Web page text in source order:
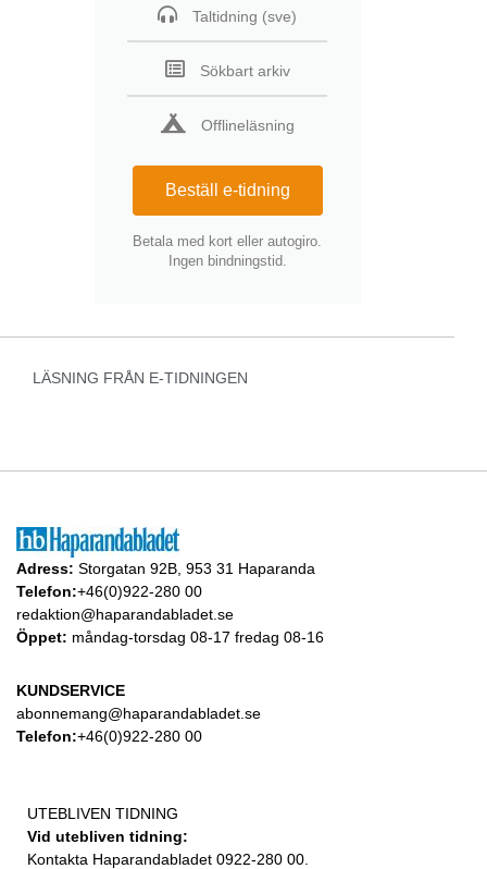
Taltidning (sve)
Sökbart arkiv
Offlineläsning
Beställ e-tidning
Betala med kort eller autogiro.
Ingen bindningstid.
LÄSNING FRÅN E-TIDNINGEN
Adress: Storgatan 92B, 953 31 Haparanda
Telefon:+46(0)922-280 00
redaktion@haparandabladet.se
Öppet: måndag-torsdag 08-17 fredag 08-16
KUNDSERVICE
abonnemang@haparandabladet.se
Telefon:+46(0)922-280 00
UTEBLIVEN TIDNING
Vid utebliven tidning:
Kontakta Haparandabladet 0922-280 00.